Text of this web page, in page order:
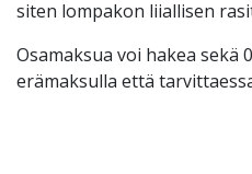
siten lompakon liiallisen
Osamaksua voi hakea sekä
erämaksulla että